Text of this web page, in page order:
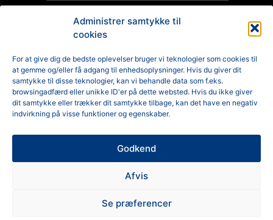
Administrer samtykke til
cookies
For at give dig de bedste oplevelser bruger vi teknologier som cookies til
at gemme og/eller få adgang til enhedsoplysninger. Hvis du giver dit
samtykke til disse teknologier, kan vi behandle data som f.eks.
browsingadfærd eller unikke ID'er på dette websted. Hvis du ikke giver
dit samtykke eller trækker dit samtykke tilbage, kan det have en negativ
indvirkning på visse funktioner og egenskaber.
Godkend
Afvis
Se præferencer
Reklamation
Generelle Handelsbetingelser
Privatlivspolitik